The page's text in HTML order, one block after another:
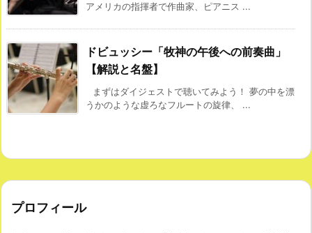
アメリカの指揮者で作曲家、ピアニス ...
ドビュッシー「牧神の午後への前奏曲」
【解説と名盤】
まずはダイジェストで聴いてみよう！ 夢の中を漂
うかのような虚ろなフルートの旋律、 ...
プロフィール